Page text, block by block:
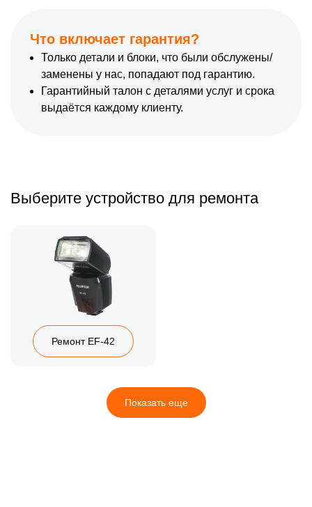
Что включает гарантия?
Только детали и блоки, что были обслужены/
заменены у нас, попадают под гарантию.
Гарантийный талон с деталями услуг и срока
выдаётся каждому клиенту.
Выберите устройство для ремонта
Ремонт EF-42
Показать еще